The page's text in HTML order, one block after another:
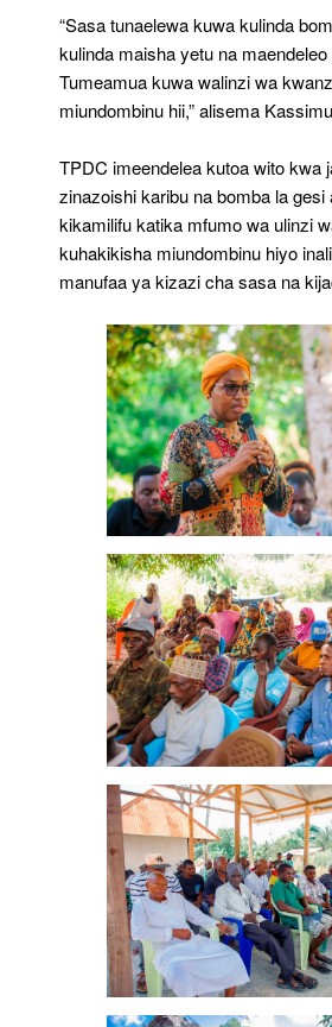
“Sasa tunaelewa kuwa kulinda
kulinda maisha yetu na maendeleo
Tumeamua kuwa walinzi wa
miundombinu hii,” alisema Kassimu
TPDC imeendelea kutoa wito kwa
zinazoishi karibu na bomba la gesi
kikamilifu katika mfumo wa ulinzi
kuhakikisha miundombinu hiyo
manufaa ya kizazi cha sasa na